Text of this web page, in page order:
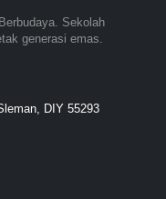
Sekolah
generasi emas.
DIY 55293